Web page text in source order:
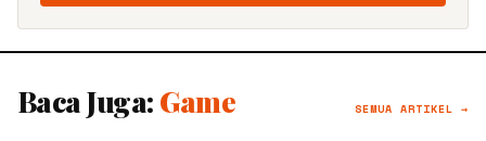
Baca Juga: Game SEMUA ARTIKEL →